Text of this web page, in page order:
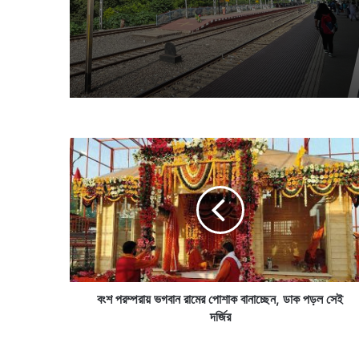
সবচেয়ে কম দূরত্বের ২টি
লাগে ৯ সেকেন্ড, হাত বাড়ালেই
কলকাতাবাসী
বং
শ
প
র
ম্প
রা
য়
ভ
গ
বংশ পরম্পরায় ভগবান রামের পোশাক বানাচ্ছেন, ডাক পড়ল সেই
দর্জির